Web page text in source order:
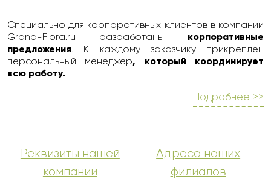
Специально для корпоративных клиентов в компании
Grand-Flora.ru разработаны корпоративные
предложения. К каждому заказчику прикреплен
персональный менеджер, который координирует
всю работу.
Подробнее >>
Реквизиты нашей
компании
Адреса наших
филиалов